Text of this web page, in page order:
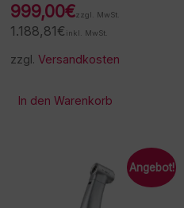
999,00€zzgl. MwSt.
1.188,81€ inkl. MwSt.
zzgl.Versandkosten
In den Warenkorb
Angebot!